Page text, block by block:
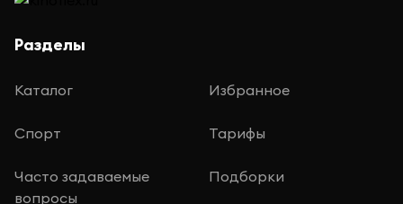
Разделы
Каталог Избранное
Спорт Тарифы
Часто задаваемые
вопросы
Подборки